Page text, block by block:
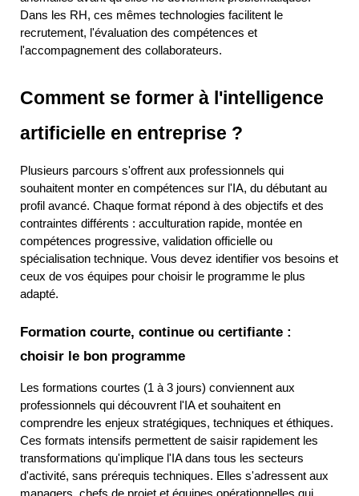
Dans les RH, ces mêmes technologies facilitent le
recrutement, l'évaluation des compétences et
l'accompagnement des collaborateurs.
Comment se former à l'intelligence
artificielle en entreprise ?
Plusieurs parcours s'offrent aux professionnels qui
souhaitent monter en compétences sur l'IA, du débutant au
profil avancé. Chaque format répond à des objectifs et des
contraintes différents : acculturation rapide, montée en
compétences progressive, validation officielle ou
spécialisation technique. Vous devez identifier vos besoins et
ceux de vos équipes pour choisir le programme le plus
adapté.
Formation courte, continue ou certifiante :
choisir le bon programme
Les formations courtes (1 à 3 jours) conviennent aux
professionnels qui découvrent l'IA et souhaitent en
comprendre les enjeux stratégiques, techniques et éthiques.
Ces formats intensifs permettent de saisir rapidement les
transformations qu'implique l'IA dans tous les secteurs
d'activité, sans prérequis techniques. Elles s'adressent aux
managers, chefs de projet et équipes opérationnelles qui